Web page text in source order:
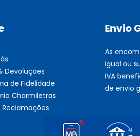
Devoluções
de Fidelidade
Charmiletras
Reclamações
Envio
As
igual ou
IVA
de envio